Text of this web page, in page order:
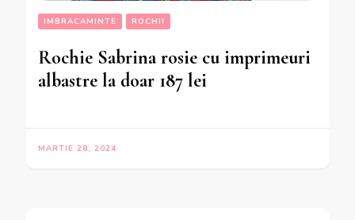
IMBRACAMINTE ROCHII
Rochie Sabrina rosie cu imprimeuri
albastre la doar 187 lei
MARTIE 28, 2024